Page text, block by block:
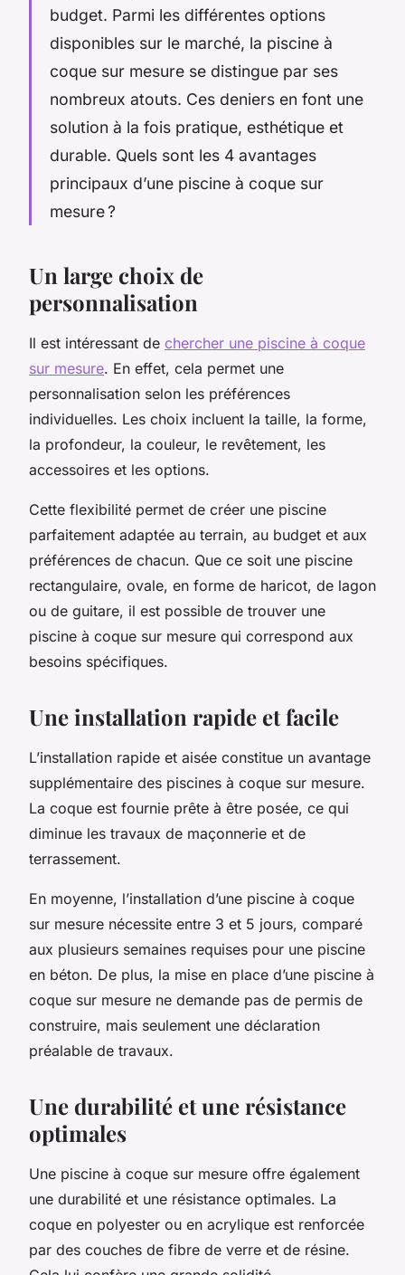
budget. Parmi les différentes options
disponibles sur le marché, la piscine à
coque sur mesure se distingue par ses
nombreux atouts. Ces deniers en font une
solution à la fois pratique, esthétique et
durable. Quels sont les 4 avantages
principaux d’une piscine à coque sur
mesure ?
Un large choix de
personnalisation
Il est intéressant de chercher une piscine à coque
sur mesure. En effet, cela permet une
personnalisation selon les préférences
individuelles. Les choix incluent la taille, la forme,
la profondeur, la couleur, le revêtement, les
accessoires et les options.
Cette flexibilité permet de créer une piscine
parfaitement adaptée au terrain, au budget et aux
préférences de chacun. Que ce soit une piscine
rectangulaire, ovale, en forme de haricot, de lagon
ou de guitare, il est possible de trouver une
piscine à coque sur mesure qui correspond aux
besoins spécifiques.
Une installation rapide et facile
L’installation rapide et aisée constitue un avantage
supplémentaire des piscines à coque sur mesure.
La coque est fournie prête à être posée, ce qui
diminue les travaux de maçonnerie et de
terrassement.
En moyenne, l’installation d’une piscine à coque
sur mesure nécessite entre 3 et 5 jours, comparé
aux plusieurs semaines requises pour une piscine
en béton. De plus, la mise en place d’une piscine à
coque sur mesure ne demande pas de permis de
construire, mais seulement une déclaration
préalable de travaux.
Une durabilité et une résistance
optimales
Une piscine à coque sur mesure offre également
une durabilité et une résistance optimales. La
coque en polyester ou en acrylique est renforcée
par des couches de fibre de verre et de résine.